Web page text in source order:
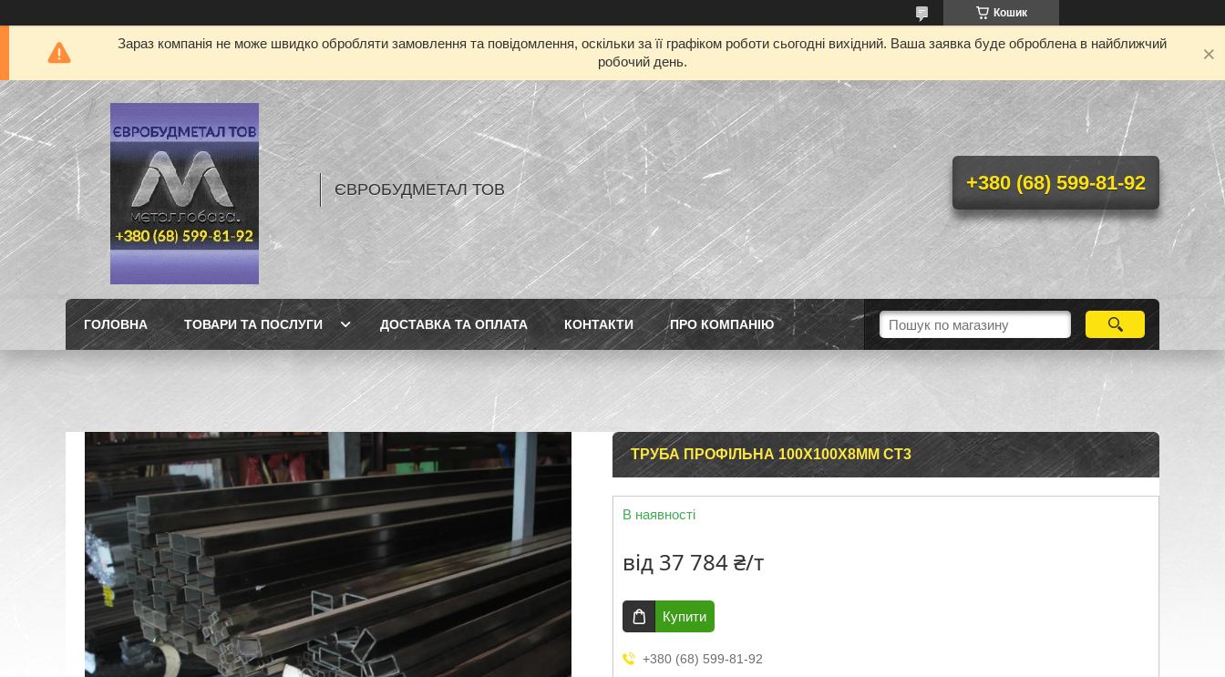
Кошик
Зараз компанія не може швидко обробляти замовлення та повідомлення, оскільки за її графіком роботи сьогодні вихідний. Ваша заявка буде оброблена в найближчий
робочий день.
ЄВРОБУДМЕТАЛ ТОВ +380 (68) 599-81-92
ГОЛОВНА ТОВАРИ ТА ПОСЛУГИ ДОСТАВКА ТА ОПЛАТА КОНТАКТИ ПРО КОМПАНІЮ
ТРУБА ПРОФІЛЬНА 100Х100Х8ММ СТ3
В наявності
від 37 784 ₴/т
Купити
+380 (68) 599-81-92